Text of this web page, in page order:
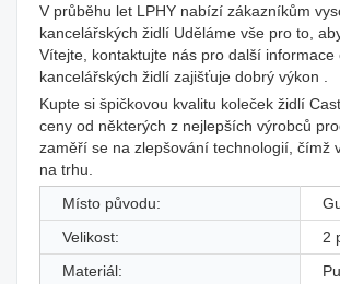
V průběhu let LPHY nabízí zákazníkům
kancelářských židlí Uděláme vše pro to,
Vítejte, kontaktujte nás pro další
kancelářských židlí zajišťuje dobrý výkon .
Kupte si špičkovou kvalitu koleček židlí
ceny od některých z nejlepších výrobců
zaměří se na zlepšování technologií, čímž
na trhu.
Místo původu:
Velikost:
2
Materiál:
Pu